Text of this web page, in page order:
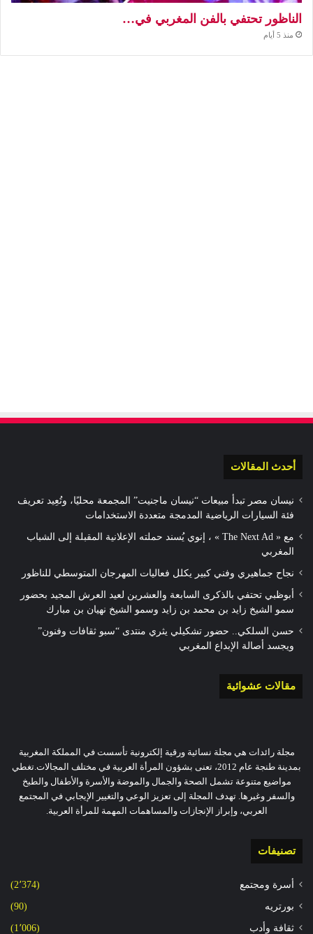
الناظور تحتفي بالفن المغربي في…
منذ 5 أيام
أحدث المقالات
نيسان مصر تبدأ مبيعات “نيسان ماجنيت” المجمعة محليًا، وتُعِيد تعريف
فئة السيارات الرياضية المدمجة متعددة الاستخدامات
مع « The Next Ad » ، إنوي يُسند حملته الإعلانية المقبلة إلى الشباب
المغربي
نجاح جماهيري وفني كبير يكلل فعاليات المهرجان المتوسطي للناظور
أبوظبي تحتفي بالذكرى السابعة والعشرين لعيد العرش المجيد بحضور
سمو الشيخ زايد بن محمد بن زايد وسمو الشيخ نهيان بن مبارك
حسن السلكي.. حضور تشكيلي يثري منتدى “سبو ثقافات وفنون”
ويجسد أصالة الإبداع المغربي
مقالات عشوائية
مجلة رائدات هي مجلة نسائية ورقية إلكترونية تأسست في المملكة المغربية
بمدينة طنجة عام 2012، تعنى بشؤون المرأة العربية في مختلف المجالات.تغطي
مواضيع متنوعة تشمل الصحة والجمال والموضة والأسرة والأطفال والطبخ
والسفر وغيرها. تهدف المجلة إلى تعزيز الوعي والتغيير الإيجابي في المجتمع
العربي، وإبراز الإنجازات والمساهمات المهمة للمرأة العربية.
تصنيفات
أسرة ومجتمع (2٬374)
بورتريه (90)
ثقافة وأدب (1٬006)